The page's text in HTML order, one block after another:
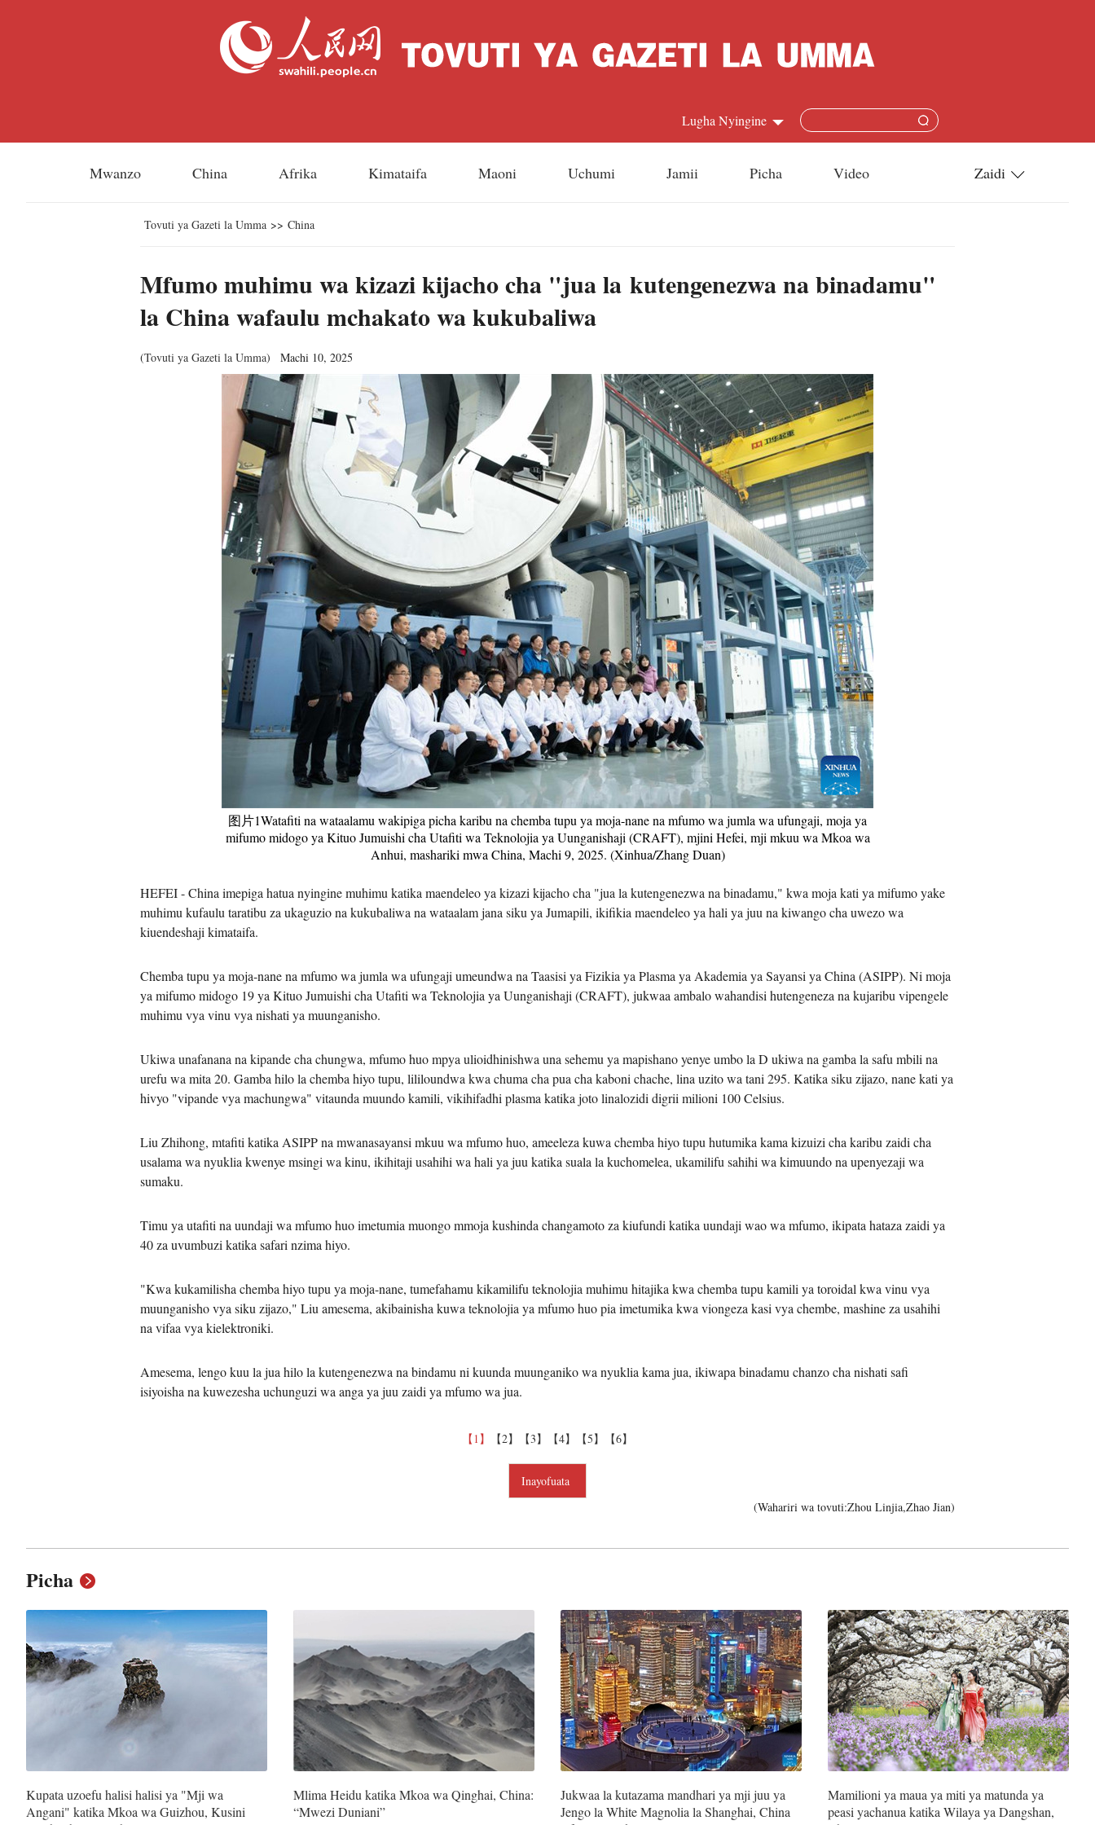
Lugha Nyingine
Français
عربي
한국어
Deutsch
Português
Italiano
Қазақ тілі
ภาษาไทย
Bahasa Melayu
Ελληνικά
Tiếng Việt
اردو
हिन्दी
Mwanzo China Afrika Kimataifa Maoni Uchumi Jamii Picha Video Zaidi
Tovuti ya Gazeti la Umma >> China
Mfumo muhimu wa kizazi kijacho cha "jua la kutengenezwa na binadamu"
la China wafaulu mchakato wa kukubaliwa
(Tovuti ya Gazeti la Umma) Machi 10, 2025
图片1Watafiti na wataalamu wakipiga picha karibu na chemba tupu ya moja-nane na mfumo wa jumla wa ufungaji, moja ya
mifumo midogo ya Kituo Jumuishi cha Utafiti wa Teknolojia ya Uunganishaji (CRAFT), mjini Hefei, mji mkuu wa Mkoa wa
Anhui, mashariki mwa China, Machi 9, 2025. (Xinhua/Zhang Duan)
HEFEI - China imepiga hatua nyingine muhimu katika maendeleo ya kizazi kijacho cha "jua la kutengenezwa na binadamu," kwa moja kati ya mifumo yake
muhimu kufaulu taratibu za ukaguzio na kukubaliwa na wataalam jana siku ya Jumapili, ikifikia maendeleo ya hali ya juu na kiwango cha uwezo wa
kiuendeshaji kimataifa.
Chemba tupu ya moja-nane na mfumo wa jumla wa ufungaji umeundwa na Taasisi ya Fizikia ya Plasma ya Akademia ya Sayansi ya China (ASIPP). Ni moja
ya mifumo midogo 19 ya Kituo Jumuishi cha Utafiti wa Teknolojia ya Uunganishaji (CRAFT), jukwaa ambalo wahandisi hutengeneza na kujaribu vipengele
muhimu vya vinu vya nishati ya muunganisho.
Ukiwa unafanana na kipande cha chungwa, mfumo huo mpya ulioidhinishwa una sehemu ya mapishano yenye umbo la D ukiwa na gamba la safu mbili na
urefu wa mita 20. Gamba hilo la chemba hiyo tupu, lililoundwa kwa chuma cha pua cha kaboni chache, lina uzito wa tani 295. Katika siku zijazo, nane kati ya
hivyo "vipande vya machungwa" vitaunda muundo kamili, vikihifadhi plasma katika joto linalozidi digrii milioni 100 Celsius.
Liu Zhihong, mtafiti katika ASIPP na mwanasayansi mkuu wa mfumo huo, ameeleza kuwa chemba hiyo tupu hutumika kama kizuizi cha karibu zaidi cha
usalama wa nyuklia kwenye msingi wa kinu, ikihitaji usahihi wa hali ya juu katika suala la kuchomelea, ukamilifu sahihi wa kimuundo na upenyezaji wa
sumaku.
Timu ya utafiti na uundaji wa mfumo huo imetumia muongo mmoja kushinda changamoto za kiufundi katika uundaji wao wa mfumo, ikipata hataza zaidi ya
40 za uvumbuzi katika safari nzima hiyo.
"Kwa kukamilisha chemba hiyo tupu ya moja-nane, tumefahamu kikamilifu teknolojia muhimu hitajika kwa chemba tupu kamili ya toroidal kwa vinu vya
muunganisho vya siku zijazo," Liu amesema, akibainisha kuwa teknolojia ya mfumo huo pia imetumika kwa viongeza kasi vya chembe, mashine za usahihi
na vifaa vya kielektroniki.
Amesema, lengo kuu la jua hilo la kutengenezwa na bindamu ni kuunda muunganiko wa nyuklia kama jua, ikiwapa binadamu chanzo cha nishati safi
isiyoisha na kuwezesha uchunguzi wa anga ya juu zaidi ya mfumo wa jua.
【1】 【2】 【3】 【4】 【5】 【6】
Inayofuata
(Wahariri wa tovuti:Zhou Linjia,Zhao Jian)
Picha
Kupata uzoefu halisi halisi ya "Mji wa
Angani" katika Mkoa wa Guizhou, Kusini
Mlima Heidu katika Mkoa wa Qinghai, China:
“Mwezi Duniani”
Jukwaa la kutazama mandhari ya mji juu ya
Jengo la White Magnolia la Shanghai, China
Mamilioni ya maua ya miti ya matunda ya
peasi yachanua katika Wilaya ya Dangshan,